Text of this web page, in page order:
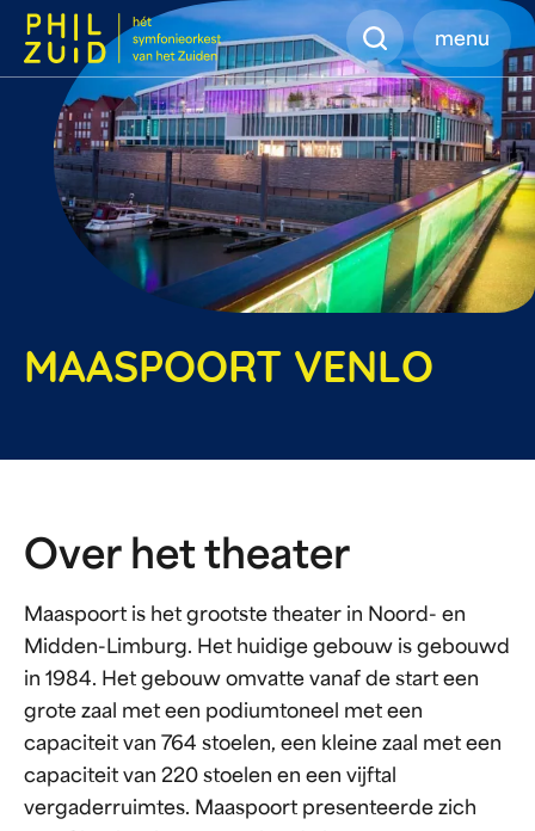
Zoeken
menu
MAASPOORT VENLO
Over het theater
Maaspoort is het grootste theater in Noord- en
Midden-Limburg. Het huidige gebouw is gebouwd
in 1984. Het gebouw omvatte vanaf de start een
grote zaal met een podiumtoneel met een
capaciteit van 764 stoelen, een kleine zaal met een
capaciteit van 220 stoelen en een vijftal
vergaderruimtes. Maaspoort presenteerde zich